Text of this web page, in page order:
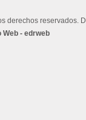
derechos reservados.
Web - edrweb